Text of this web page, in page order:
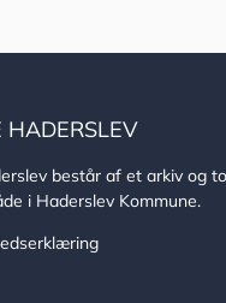
HADERSLEV
består af et arkiv og
i Haderslev Kommune.